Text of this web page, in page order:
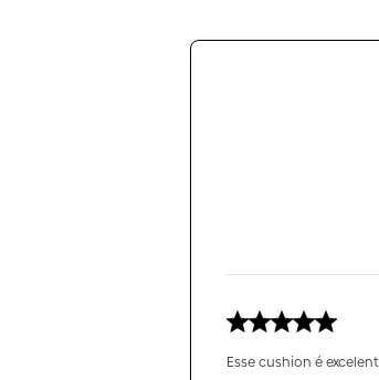
Esse cushion é